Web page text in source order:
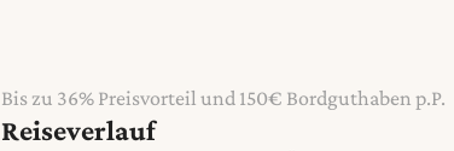
Bis zu 36% Preisvorteil und 150€ Bordguthaben p.P.
Reiseverlauf